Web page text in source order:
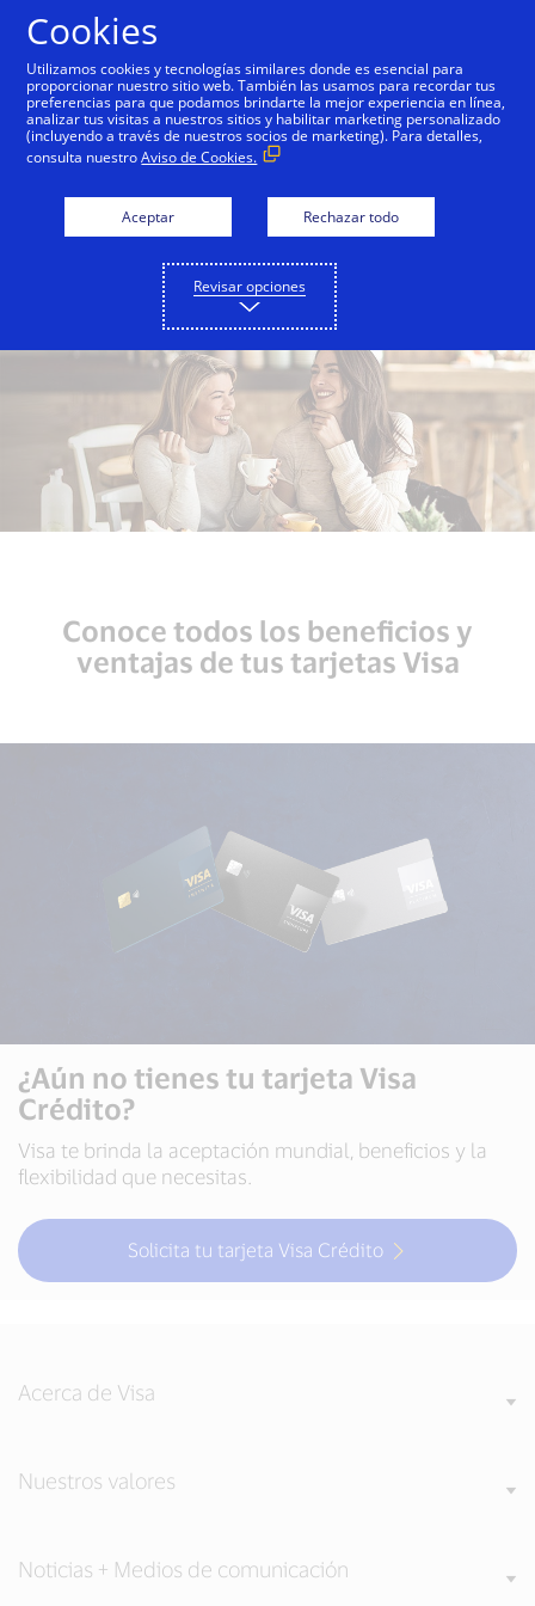
Descubre beneficios
exclusivos para ti
Desde beneficios en suscripciones,
seguros de viajes, servicios médico online
las 24 hs y mucho más.
Conoce todos los beneficios y
ventajas de tus tarjetas Visa
¿Aún no tienes tu tarjeta Visa
Crédito?
Visa te brinda la aceptación mundial, beneficios y la
flexibilidad que necesitas.
Solicita tu tarjeta Visa Crédito
Acerca de Visa
Nuestros valores
Noticias + Medios de comunicación
Cookies
Utilizamos cookies y tecnologías similares donde es esencial para
proporcionar nuestro sitio web. También las usamos para recordar tus
preferencias para que podamos brindarte la mejor experiencia en línea,
analizar tus visitas a nuestros sitios y habilitar marketing personalizado
(incluyendo a través de nuestros socios de marketing). Para detalles,
consulta nuestroAviso de Cookies.
Aceptar Rechazar todo
Revisar opciones